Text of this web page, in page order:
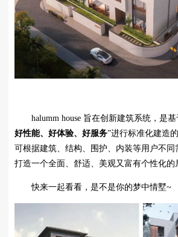
halumm house 旨在创新建筑系统，是基
好性能、好体验、好服务”进行标准化建造
可根据建筑、结构、围护、内装等用户不同
打造一个全面、舒适、美观又富有个性化的
快来一起看看，是不是你的梦中情墅~